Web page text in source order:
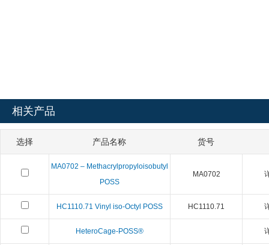
相关产品
选择 产品名称 货号
MA0702 – Methacrylpropyloisobutyl
POSS
MA0702
HC1110.71 Vinyl iso-Octyl POSS HC1110.71
HeteroCage-POSS®